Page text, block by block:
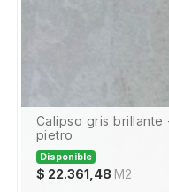
calipso gris brillante - 53x53 - 2,00 m2 - 1º - san
pietro
Disponible
$ 22.361,48 M2